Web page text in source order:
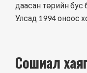
даасан төрийн
Улсад 1994 оноос
Сошиал